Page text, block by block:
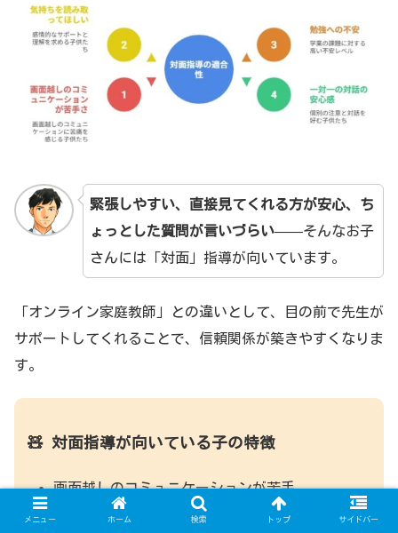
緊張しやすい、直接見てくれる方が安心、ち
ょっとした質問が言いづらい——そんなお子
さんには「対面」指導が向いています。
「オンライン家庭教師」との違いとして、目の前で先生が
サポートしてくれることで、信頼関係が築きやすくなりま
す。
🧸 対面指導が向いている子の特徴
画面越しのコミュニケーションが苦手
気持ちを読み取ってほしい
メニュー ホーム 検索 トップ サイドバー